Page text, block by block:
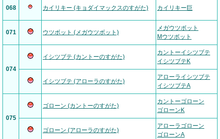
068 カイリキー (キョダイマックスのすがた) カイリキー巨
071 ウツボット (メガウツボット)
メガウツボット
Mウツボット
074
イシツブテ (カントーのすがた)
カントーイシツブテ
イシツブテK
イシツブテ (アローラのすがた)
アローライシツブテ
イシツブテA
075
ゴローン (カントーのすがた)
カントーゴローン
ゴローンK
ゴローン (アローラのすがた)
アローラゴローン
ゴローンA